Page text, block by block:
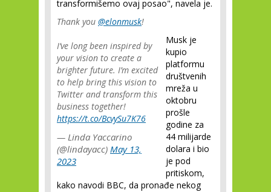
transformišemo ovaj posao", navela je.
Thank you @elonmusk!
I’ve long been inspired by
your vision to create a
brighter future. I’m excited
to help bring this vision to
Twitter and transform this
business together!
https://t.co/BcvySu7K76
— Linda Yaccarino
(@lindayacc) May 13,
2023
Musk je
kupio
platformu
društvenih
mreža u
oktobru
prošle
godine za
44 milijarde
dolara i bio
je pod
pritiskom,
kako navodi BBC, da pronađe nekog